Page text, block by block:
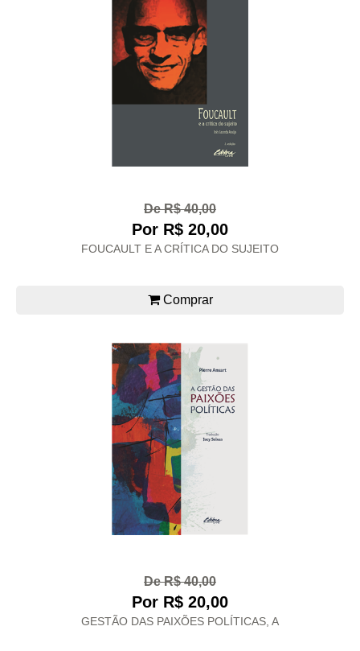
De R$ 40,00
Por R$ 20,00
FOUCAULT E A CRÍTICA DO SUJEITO
Comprar
De R$ 40,00
Por R$ 20,00
GESTÃO DAS PAIXÕES POLÍTICAS, A